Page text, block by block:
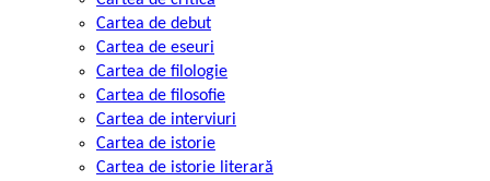
Cartea de debut
Cartea de eseuri
Cartea de filologie
Cartea de filosofie
Cartea de interviuri
Cartea de istorie
Cartea de istorie literară